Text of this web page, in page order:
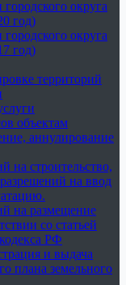
округа
год)
округа
год)
территорий
объектам
аннулирование
на строительство,
на ввод
на размещение
со статьей
РФ
и выдача
плана земельного